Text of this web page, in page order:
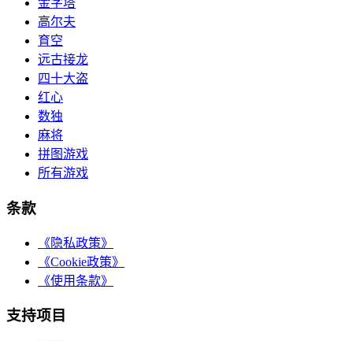
金字塔
高尔夫
育空
远古接龙
四十大盗
红心
数独
麻将
拼图游戏
所有游戏
条款
《隐私政策》
《Cookie政策》
《使用条款》
支持项目